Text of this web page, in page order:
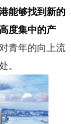
能够找到新的
度集中的产
青年的向上流
。